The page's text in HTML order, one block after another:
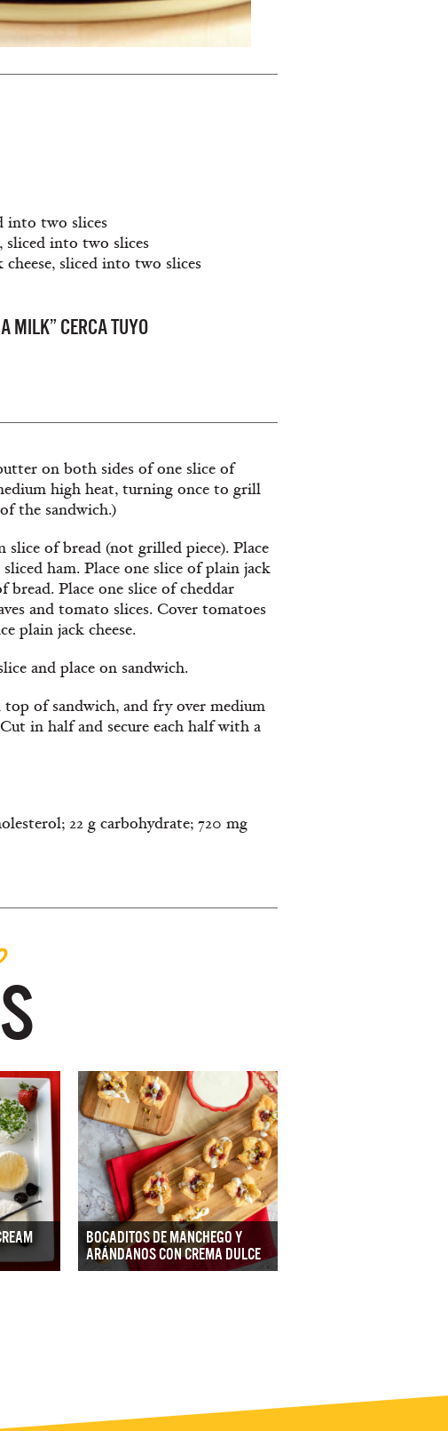
into two slices
sliced into two slices
sliced into two slices
MILK” CERCA TUYO
on both sides of one slice of
high heat, turning once to grill
the sandwich.)
of bread (not grilled piece). Place
ham. Place one slice of plain jack
Place one slice of cheddar
and tomato slices. Cover tomatoes
plain jack cheese.
and place on sandwich.
of sandwich, and fry over medium
in half and secure each half with a
22 g carbohydrate; 720 mg
BOCADITOS DE MANCHEGO Y
ARÁNDANOS CON CREMA DULCE